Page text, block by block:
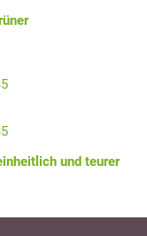
und teurer